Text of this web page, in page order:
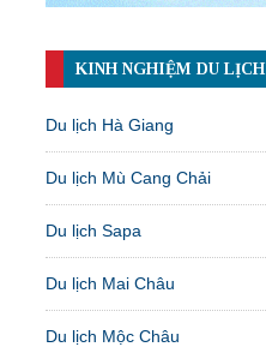
KINH NGHIỆM DU LỊCH
Du lịch Hà Giang
Du lịch Mù Cang Chải
Du lịch Sapa
Du lịch Mai Châu
Du lịch Mộc Châu